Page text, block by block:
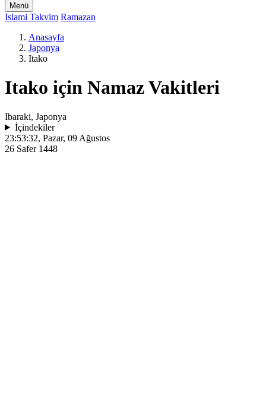
Menü
Islami Takvim Ramazan
Anasayfa
Japonya
Itako
Itako için Namaz Vakitleri
Ibaraki, Japonya
İçindekiler
23:53:32, Pazar, 09 Ağustos
26 Safer 1448